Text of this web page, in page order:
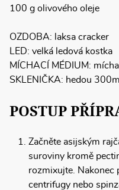
100 g olivového oleje
OZDOBA: laksa cracker
LED: velká ledová kostka
MÍCHACÍ MÉDIUM:
SKLENIČKA: hedou
POSTUP
Začněte asijským
suroviny kromě
rozmixujte. Nakonec
centrifugy nebo